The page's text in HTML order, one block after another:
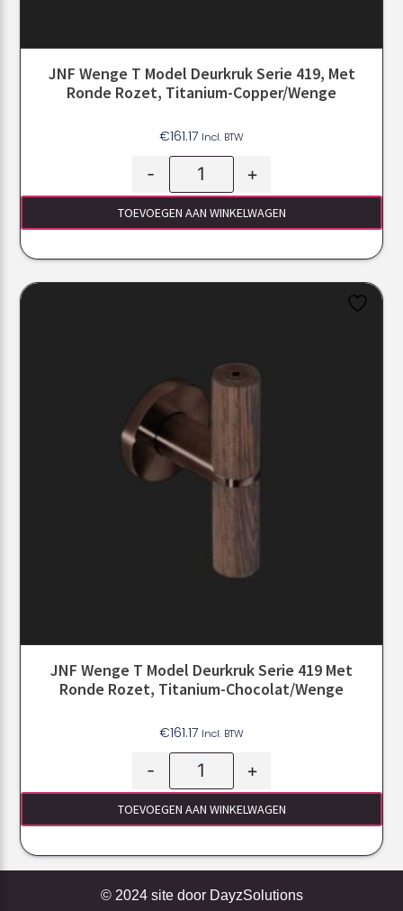
JNF Wenge T Model Deurkruk Serie 419, Met
Ronde Rozet, Titanium-Copper/Wenge
€161.17 Incl. BTW
- +
TOEVOEGEN AAN WINKELWAGEN
JNF Wenge T Model Deurkruk Serie 419 Met
Ronde Rozet, Titanium-Chocolat/Wenge
€161.17 Incl. BTW
- +
TOEVOEGEN AAN WINKELWAGEN
© 2024 site door DayzSolutions